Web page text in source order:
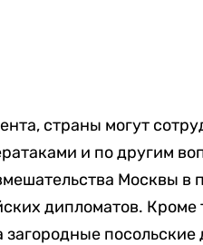
страны могут
и по другим
Москвы
дипломатов. Кроме
посольские